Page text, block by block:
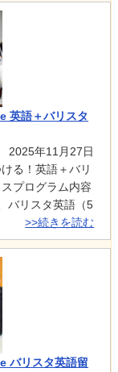
英語＋バリスタ
2025年11月27日
る！英語＋バリ
プログラム内容
バリスタ英語（5
>>続きを読む
バリスタ英語留